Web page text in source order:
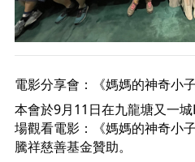
電影分享會：《媽媽的神奇小子
本會於9月11日在九龍塘又一
場觀看電影：《媽媽的神奇小
騰祥慈善基金贊助。